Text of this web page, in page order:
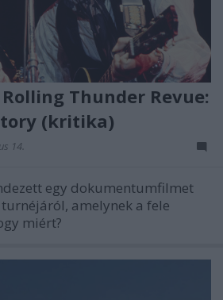
Thunder Revue:
(kritika)
14.
egy dokumentumfilmet
amelynek a fele
miért?